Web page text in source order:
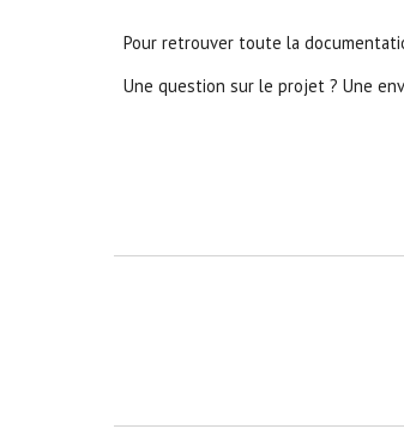
Pour retrouver toute la
Une question sur le projet ? Une